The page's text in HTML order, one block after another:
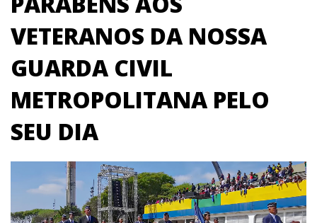
VETERANOS DA NOSSA
GUARDA CIVIL
METROPOLITANA PELO
SEU DIA